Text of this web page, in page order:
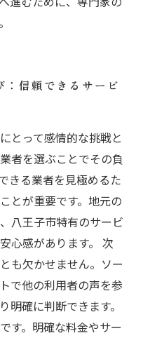
：信頼できるサービ
とって感情的な挑戦と
者を選ぶことでその負
きる業者を見極めるた
とが重要です。地元の
八王子市特有のサービ
心感があります。 次
も欠かせません。ソー
で他の利用者の声を参
明確に判断できます。
す。明確な料金やサー